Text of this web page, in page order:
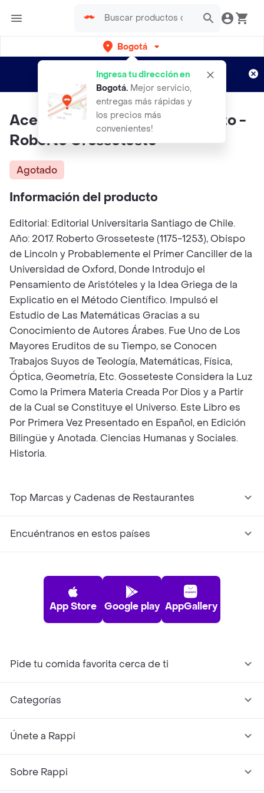
Bogotá
Ingresa tu dirección en
Bogotá. Mejor servicio,
entregas más rápidas y
los precios más
convenientes!
envíos gratis por semanas
Aplican TyC
Acerca de la Luz o Del Comienzo -
Roberto Grosseteste
Agotado
Información del producto
Editorial: Editorial Universitaria Santiago de Chile.
Año: 2017. Roberto Grosseteste (1175-1253), Obispo
de Lincoln y Probablemente el Primer Canciller de la
Universidad de Oxford, Donde Introdujo el
Pensamiento de Aristóteles y la Idea Griega de la
Explicatio en el Método Científico. Impulsó el
Estudio de Las Matemáticas Gracias a su
Conocimiento de Autores Árabes. Fue Uno de Los
Mayores Eruditos de su Tiempo, se Conocen
Trabajos Suyos de Teología, Matemáticas, Física,
Óptica, Geometría, Etc. Gosseteste Considera la Luz
Como la Primera Materia Creada Por Dios y a Partir
de la Cual se Constituye el Universo. Este Libro es
Por Primera Vez Presentado en Español, en Edición
Bilingüe y Anotada. Ciencias Humanas y Sociales.
Historia.
Top Marcas y Cadenas de Restaurantes
Encuéntranos en estos países
App Store Google play AppGallery
Pide tu comida favorita cerca de ti
Categorías
Únete a Rappi
Sobre Rappi